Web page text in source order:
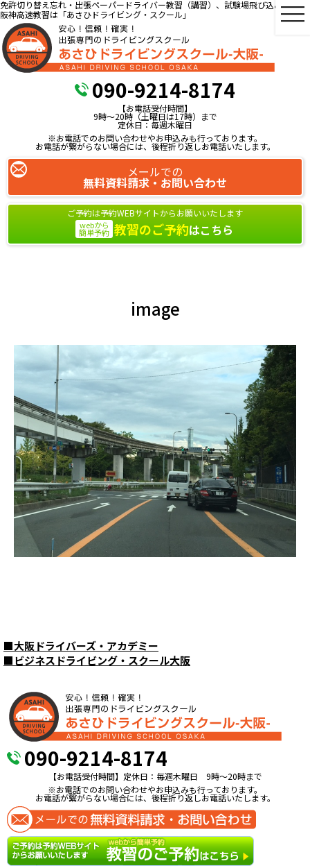
免許切り替え忘れ・出張ペーパードライバー教習（講習）、試験場飛び込み教習、
阪神高速教習は「あさひドライビング・スクール」
090-9214-8174
【お電話受付時間】
9時～20時（土曜日は17時）まで
定休日：毎週木曜日
※お電話でのお問い合わせやお申込みも行っております。
お電話が繋がらない場合には、後程折り返しお電話いたします。
メールでの
無料資料請求・お問い合わせ
ご予約は予約WEBサイトからお願いいたします
webから
簡単予約 教習のご予約はこちら
image
■大阪ドライバーズ・アカデミー
■ビジネスドライビング・スクール大阪
090-9214-8174
【お電話受付時間】定休日：毎週木曜日 9時〜20時まで
※お電話でのお問い合わせやお申込みも行っております。
お電話が繋がらない場合には、後程折り返しお電話いたします。